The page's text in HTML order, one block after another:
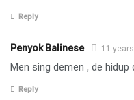
Reply
Penyok Balinese 11
Men sing demen , de hidup
Reply